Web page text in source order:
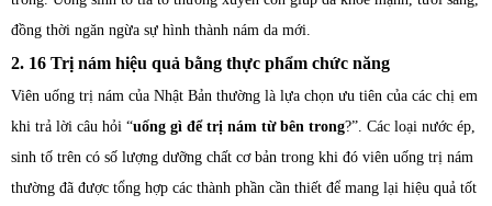
đồng thời ngăn ngừa sự hình thành nám da mới.
2. 16 Trị nám hiệu quả bằng thực phẩm chức năng
Viên uống trị nám của Nhật Bản thường là lựa chọn ưu tiên của các chị em
khi trả lời câu hỏi “uống gì để trị nám từ bên trong?”. Các loại nước ép,
sinh tố trên có số lượng dưỡng chất cơ bản trong khi đó viên uống trị nám
thường đã được tổng hợp các thành phần cần thiết để mang lại hiệu quả tốt